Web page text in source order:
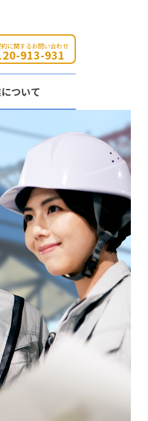
約に関するお問い合わせ
913-931
ついて